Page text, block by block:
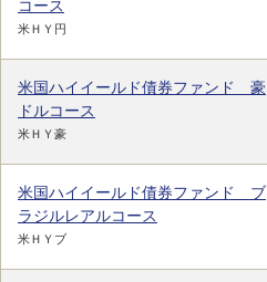
コース
米ＨＹ円
米国ハイイールド債券ファンド 豪
ドルコース
米ＨＹ豪
米国ハイイールド債券ファンド ブ
ラジルレアルコース
米ＨＹブ